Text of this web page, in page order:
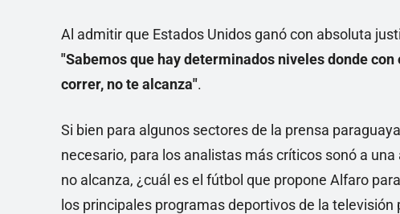
Al admitir que Estados Unidos ganó con absoluta
"Sabemos que hay determinados niveles donde
correr, no te alcanza".
Si bien para algunos sectores de la prensa
necesario, para los analistas más críticos sonó a
no alcanza, ¿cuál es el fútbol que propone Alfaro
los principales programas deportivos de la televisión